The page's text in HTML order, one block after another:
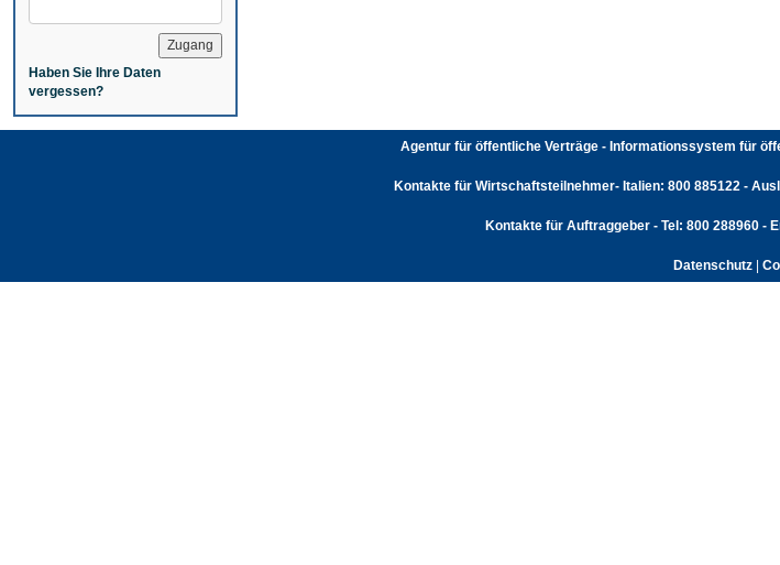
Haben Sie Ihre Daten
vergessen?
Agentur für öffentliche Verträge - Informationssystem für
Kontakte für Wirtschaftsteilnehmer- Italien: 800 885122 -
Kontakte für Auftraggeber - Tel: 800 288960 -
Datenschutz|